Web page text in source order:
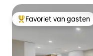
Topfavoriet van gasten
Favoriet van gasten